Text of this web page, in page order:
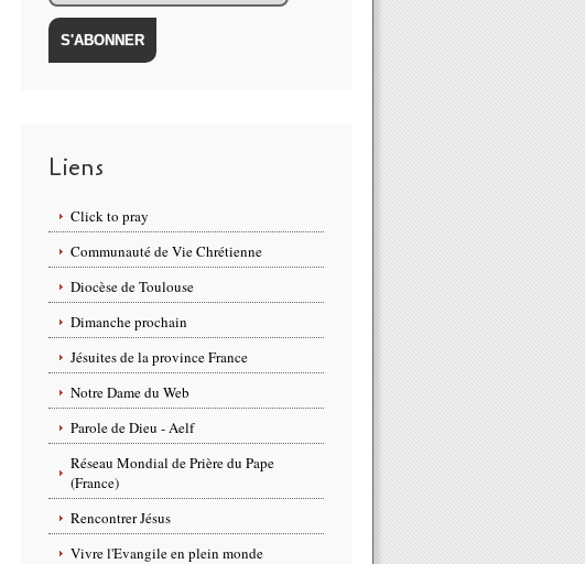
Liens
Click to pray
Communauté de Vie Chrétienne
Diocèse de Toulouse
Dimanche prochain
Jésuites de la province France
Notre Dame du Web
Parole de Dieu - Aelf
Réseau Mondial de Prière du Pape
(France)
Rencontrer Jésus
Vivre l'Evangile en plein monde